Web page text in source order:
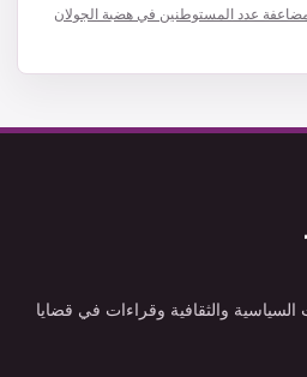
عدد المستوطنين في هضبة الجولان
السياسية والثقافية وقراءات في قضايا